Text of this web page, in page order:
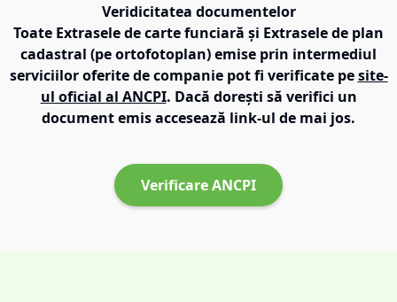
Veridicitatea documentelor
Toate Extrasele de carte funciară și Extrasele de plan
cadastral (pe ortofotoplan) emise prin intermediul
serviciilor oferite de companie pot fi verificate pe site-
ul oficial al ANCPI. Dacă dorești să verifici un
document emis accesează link-ul de mai jos.
Verificare ANCPI